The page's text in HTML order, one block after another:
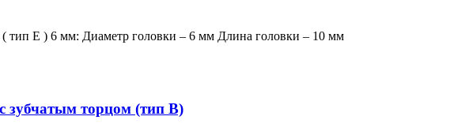
тип E ) 6 мм: Диаметр головки – 6 мм Длина головки – 10 мм
зубчатым торцом (тип В)